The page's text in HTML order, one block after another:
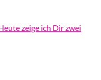
zeige ich Dir zwei